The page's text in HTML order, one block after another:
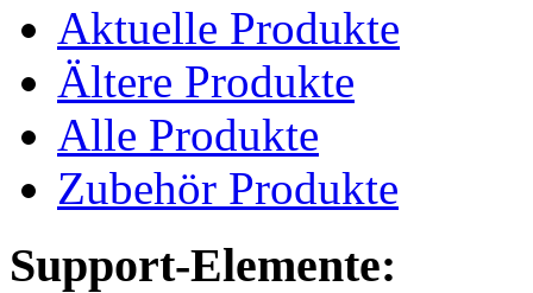
Aktuelle Produkte
Ältere Produkte
Alle Produkte
Zubehör Produkte
Support-Elemente: